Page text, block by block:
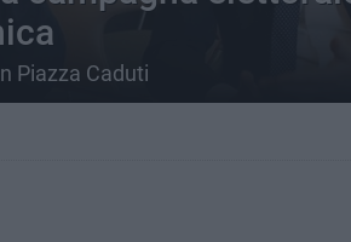
Piazza Caduti